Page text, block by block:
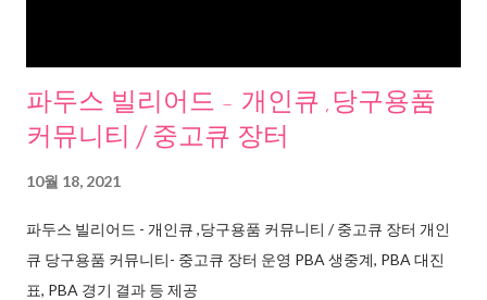
파두스 빌리어드 - 개인큐 ,당구용품
커뮤니티 / 중고큐 장터
10월 18, 2021
파두스 빌리어드 - 개인큐 ,당구용품 커뮤니티 / 중고큐 장터 개인
큐 당구용품 커뮤니티- 중고큐 장터 운영 PBA 생중계, PBA 대진
표, PBA 경기 결과 등 제공